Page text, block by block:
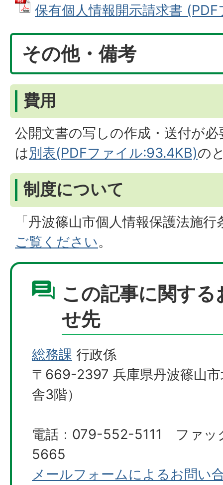
保有個人情報開示請求書
その他・備考
費用
公開文書の写しの作成・送付が
は別表(PDFファイル:93.4KB)の
制度について
「丹波篠山市個人情報保護法施
ご覧ください。
この記事に関する
せ先
総務課 行政係
〒669-2397 兵庫県丹波篠山
舎3階）
電話：079-552-5111 ファッ
5665
メールフォームによるお問い